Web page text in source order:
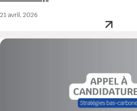
21 avril, 2026